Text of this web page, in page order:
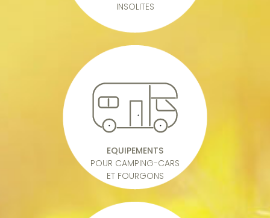
INSOLITES
EQUIPEMENTS
POUR CAMPING-CARS
ET FOURGONS